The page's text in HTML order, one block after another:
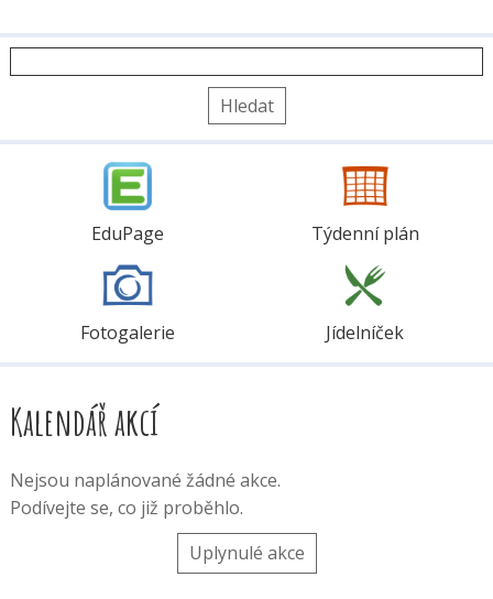
EduPage Týdenní plán
Fotogalerie Jídelníček
Kalendář akcí
Nejsou naplánované žádné akce.
Podívejte se, co již proběhlo.
Uplynulé akce